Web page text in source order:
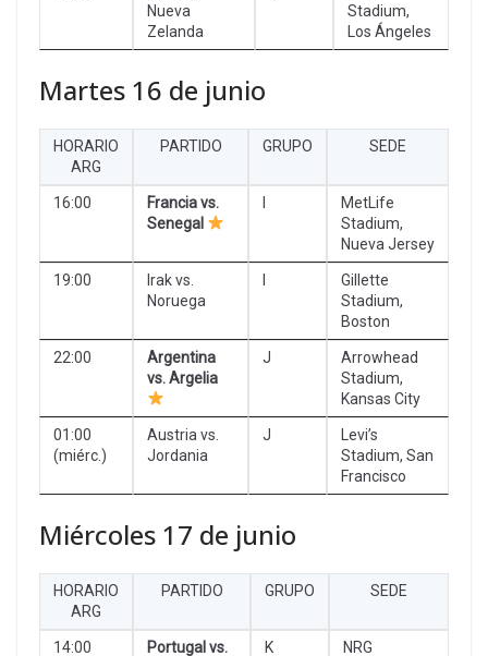
Nueva
Zelanda
Stadium,
Los Ángeles
Martes 16 de junio
HORARIO
ARG
PARTIDO GRUPO SEDE
16:00
Francia vs.
Senegal
I
MetLife
Stadium,
Nueva Jersey
19:00
Irak vs.
Noruega
I
Gillette
Stadium,
Boston
22:00
Argentina
vs. Argelia
J
Arrowhead
Stadium,
Kansas City
01:00
(miérc.)
Austria vs.
Jordania
J
Levi’s
Stadium, San
Francisco
Miércoles 17 de junio
HORARIO
ARG
PARTIDO GRUPO SEDE
14:00 Portugal vs. K NRG